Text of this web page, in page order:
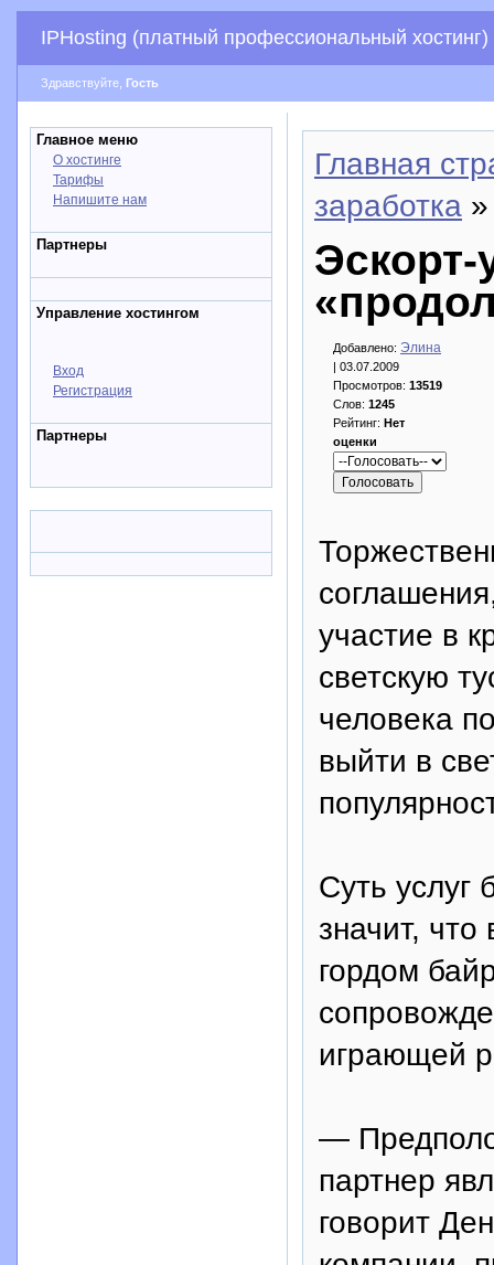
IPHosting (платный профессиональный хостинг)
Здравствуйте, Гость
Главное меню
О хостинге
Тарифы
Напишите нам
Партнеры
Управление хостингом
Вход
Регистрация
Партнеры
Главная
заработка
Эскорт-
Добавлено: Элина
| 03.07.2009
Просмотров: 13519
Слов: 1245
Рейтинг: Нет
оценки
участие в
светскую
человека
выйти в
Суть услуг
значит,
гордом
играющей
—
партнер
говорит